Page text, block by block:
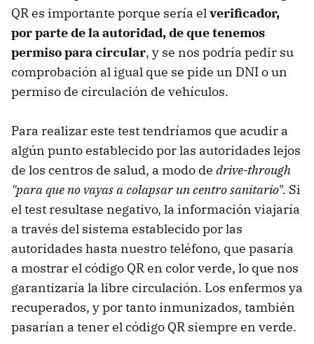
QR es importante porque sería elverificador,
por parte de la autoridad, de que tenemos
permiso para circular, y se nos podría pedir su
comprobación al igual que se pide un DNI o un
permiso de circulación de vehículos.
Para realizar este test tendríamos que acudir a
algún punto establecido por las autoridades lejos
de los centros de salud, a modo de drive-through
"para que no vayas a colapsar un centro sanitario". Si
el test resultase negativo, la información viajaría
a través del sistema establecido por las
autoridades hasta nuestro teléfono, que pasaría
a mostrar el código QR en color verde, lo que nos
garantizaría la libre circulación. Los enfermos ya
recuperados, y por tanto inmunizados, también
pasarían a tener el código QR siempre en verde.